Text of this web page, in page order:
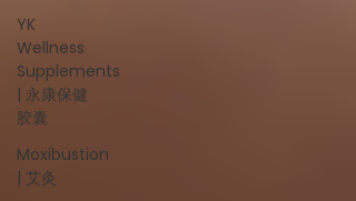
YK
Wellness
Supplements
| 永康保健
胶囊
Moxibustion
| 艾灸